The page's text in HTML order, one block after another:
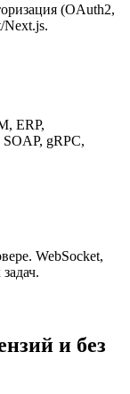
(OAuth2,
Next.js.
ERP,
gRPC,
WebSocket,
и без